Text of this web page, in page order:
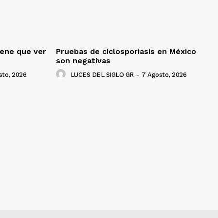
que ver
2026
Pruebas de ciclosporiasis en México
son negativas
LUCES DEL SIGLO GR - 7 Agosto, 2026